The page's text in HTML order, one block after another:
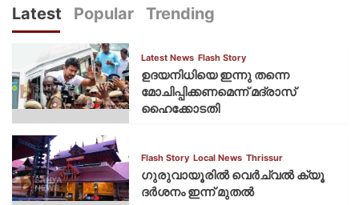
Latest Popular Trending
Latest News Flash Story
ഉദയനിധിയെ ഇന്നു തന്നെ
മോചിപ്പിക്കണമെന്ന് മദ്രാസ്
ഹൈക്കോടതി
Flash Story Local News Thrissur
ഗുരുവായൂരില്‍ വെര്‍ച്വല്‍ ക്യൂ
ദര്‍ശനം ഇന്ന് മുതല്‍